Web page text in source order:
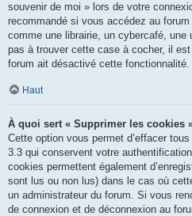
souvenir de moi » lors de votre
recommandé si vous accédez au forum
comme une librairie, un cybercafé, une
pas à trouver cette case à cocher, il est
forum ait désactivé cette fonctionnalité.
Haut
À quoi sert « Supprimer les cookies
Cette option vous permet d’effacer
3.3 qui conservent votre
cookies permettent également
sont lus ou non lus) dans le cas où
un administrateur du forum. Si vous
de connexion et de déconnexion au